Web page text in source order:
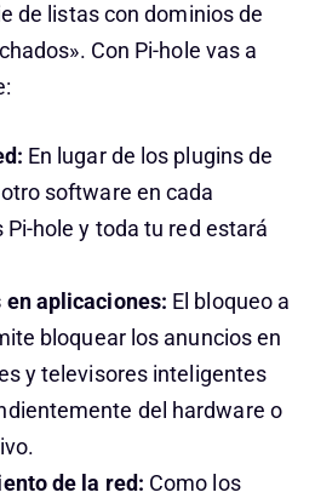
de listas con dominios de
Con Pi-hole vas a
En lugar de los plugins de
software en cada
hole y toda tu red estará
en aplicaciones: El bloqueo a
bloquear los anuncios en
y televisores inteligentes
del hardware o
de la red: Como los